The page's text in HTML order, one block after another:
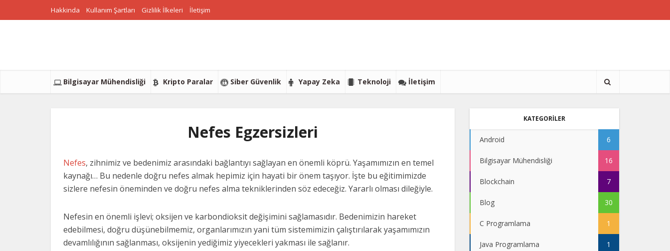
Hakkinda Kullanım Şartları Gizlilik İlkeleri İletişim
Bilgisayar Mühendisliği Kripto Paralar Siber Güvenlik Yapay Zeka Teknoloji İletişim
Nefes Egzersizleri
Nefes, zihnimiz ve bedenimiz arasındaki bağlantıyı sağlayan en önemli köprü. Yaşamımızın en temel
kaynağı… Bu nedenle doğru nefes almak hepimiz için hayati bir önem taşıyor. İşte bu eğitimimizde
sizlere nefesin öneminden ve doğru nefes alma tekniklerinden söz edeceğiz. Yararlı olması dileğiyle.
Nefesin en önemli işlevi; oksijen ve karbondioksit değişimini sağlamasıdır. Bedenimizin hareket
edebilmesi, doğru düşünebilmemiz, organlarımızın yani tüm sistemimizin çalıştırılarak yaşamımızın
devamlılığının sağlanması, oksijenin yediğimiz yiyecekleri yakması ile sağlanır.
KATEGORİLER
Android 6
Bilgisayar Mühendisliği 16
Blockchain 7
Blog 30
C Programlama 1
Java Programlama 1